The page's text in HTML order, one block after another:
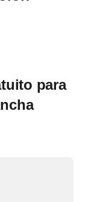
para